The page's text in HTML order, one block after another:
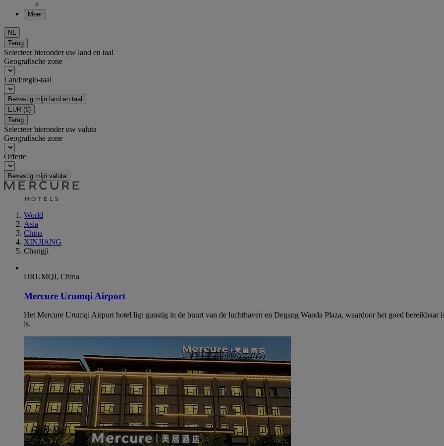
Meer
NL
Terug
Selecteer hieronder uw land en taal
Geografische zone
Land/regio-taal
Bevestig mijn land en taal
EUR (€)
Terug
Selecteer hieronder uw valuta
Geografische zone
Offerte
Bevestig mijn valuta
World
Asia
China
XINJIANG
Changji
URUMQI, China
Mercure Urumqi Airport
Het Mercure Urumqi Airport hotel ligt gunstig in de buurt van de luchthaven en Degang Wanda Plaza, waardoor het goed bereikbaar
is.